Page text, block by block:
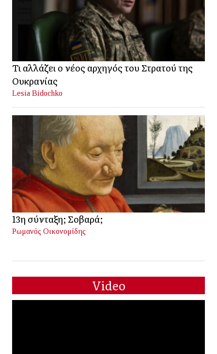
Τι αλλάζει ο νέος αρχηγός του Στρατού της
Ουκρανίας
Lesia Bidochko
13η σύνταξη; Σοβαρά;
Ρωμανός Οικονομίδης
Video